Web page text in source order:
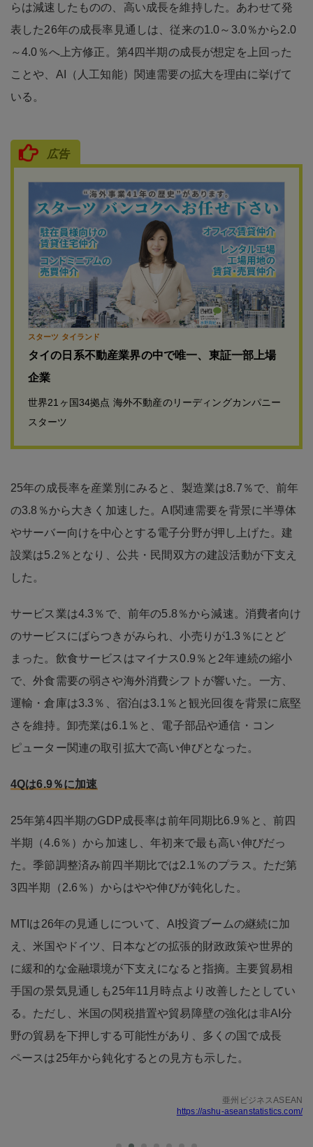
らは減速したものの、高い成長を維持した。あわせて発
表した26年の成長率見通しは、従来の1.0～3.0％から2.0
～4.0％へ上方修正。第4四半期の成長が想定を上回った
ことや、AI（人工知能）関連需要の拡大を理由に挙げて
いる。
広告
スターツ タイランド
タイの日系不動産業界の中で唯一、東証一部上場
企業
世界21ヶ国34拠点 海外不動産のリーディングカンパニー
スターツ
25年の成長率を産業別にみると、製造業は8.7％で、前年
の3.8％から大きく加速した。AI関連需要を背景に半導体
やサーバー向けを中心とする電子分野が押し上げた。建
設業は5.2％となり、公共・民間双方の建設活動が下支え
した。
サービス業は4.3％で、前年の5.8％から減速。消費者向け
のサービスにばらつきがみられ、小売りが1.3％にとど
まった。飲食サービスはマイナス0.9％と2年連続の縮小
で、外食需要の弱さや海外消費シフトが響いた。一方、
運輸・倉庫は3.3％、宿泊は3.1％と観光回復を背景に底堅
さを維持。卸売業は6.1％と、電子部品や通信・コン
ピューター関連の取引拡大で高い伸びとなった。
4Qは6.9％に加速
25年第4四半期のGDP成長率は前年同期比6.9％と、前四
半期（4.6％）から加速し、年初来で最も高い伸びだっ
た。季節調整済み前四半期比では2.1％のプラス。ただ第
3四半期（2.6％）からはやや伸びが鈍化した。
MTIは26年の見通しについて、AI投資ブームの継続に加
え、米国やドイツ、日本などの拡張的財政政策や世界的
に緩和的な金融環境が下支えになると指摘。主要貿易相
手国の景気見通しも25年11月時点より改善したとしてい
る。ただし、米国の関税措置や貿易障壁の強化は非AI分
野の貿易を下押しする可能性があり、多くの国で成長
ペースは25年から鈍化するとの見方も示した。
亜州ビジネスASEAN
https://ashu-aseanstatistics.com/